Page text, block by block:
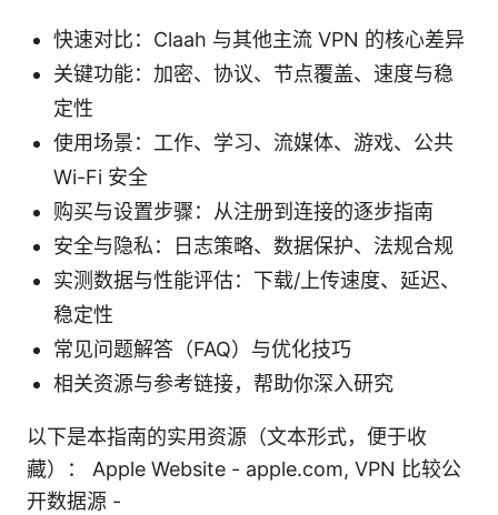
快速对比：Claah 与其他主流 VPN 的核心差异
关键功能：加密、协议、节点覆盖、速度与稳
定性
使用场景：工作、学习、流媒体、游戏、公共
Wi-Fi 安全
购买与设置步骤：从注册到连接的逐步指南
安全与隐私：日志策略、数据保护、法规合规
实测数据与性能评估：下载/上传速度、延迟、
稳定性
常见问题解答（FAQ）与优化技巧
相关资源与参考链接，帮助你深入研究
以下是本指南的实用资源（文本形式，便于收
藏）： Apple Website - apple.com, VPN 比较公
开数据源 -